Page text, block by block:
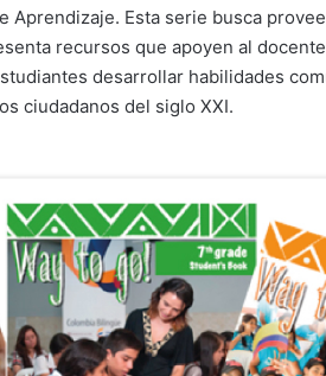
Aprendizaje. Esta serie busca
recursos que apoyen al
desarrollar habilidades
ciudadanos del siglo XXI.